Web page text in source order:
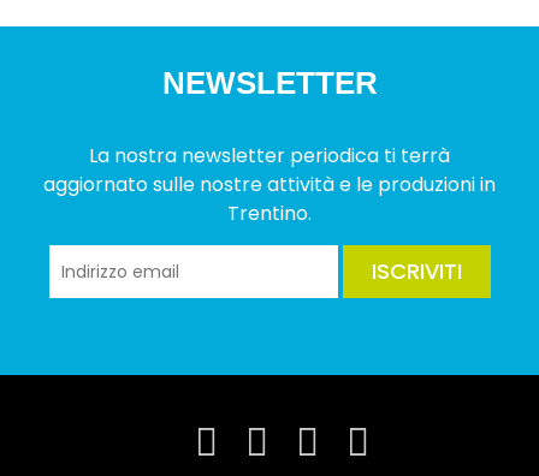
NEWSLETTER
La nostra newsletter periodica ti terrà
aggiornato sulle nostre attività e le produzioni in
Trentino.
ISCRIVITI